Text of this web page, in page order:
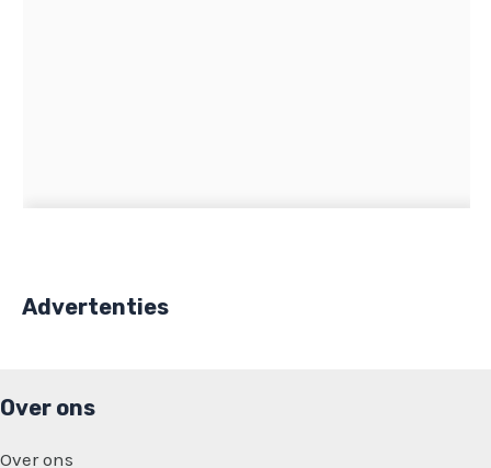
Advertenties
Over ons
Over ons